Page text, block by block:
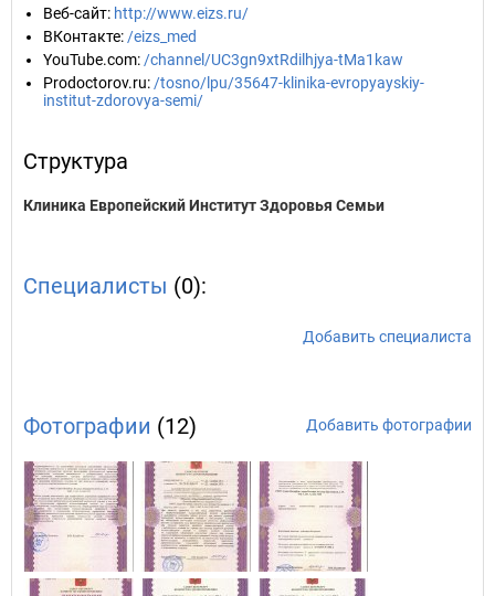
Веб-сайт: http://www.eizs.ru/
ВКонтакте: /eizs_med
YouTube.com: /channel/UC3gn9xtRdilhjya-tMa1kaw
Prodoctorov.ru: /tosno/lpu/35647-klinika-evropyayskiy-
institut-zdorovya-semi/
Структура
Клиника Европейский Институт Здоровья Семьи
Специалисты (0):
Добавить специалиста
Фотографии (12) Добавить фотографии